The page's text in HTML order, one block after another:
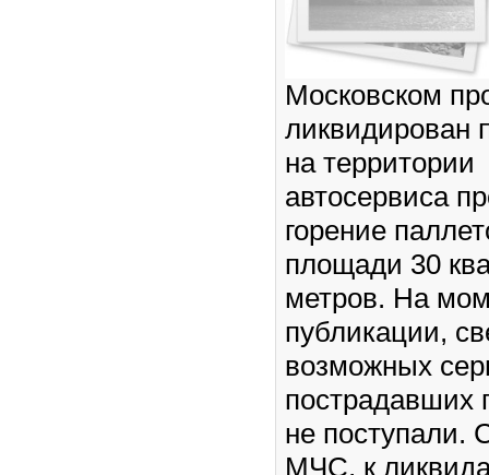
Московском
ликвидирован
на территории
автосервиса
горение
площади 30
метров. На
публикации,
возможных
пострадавших
не поступали.
МЧС, к